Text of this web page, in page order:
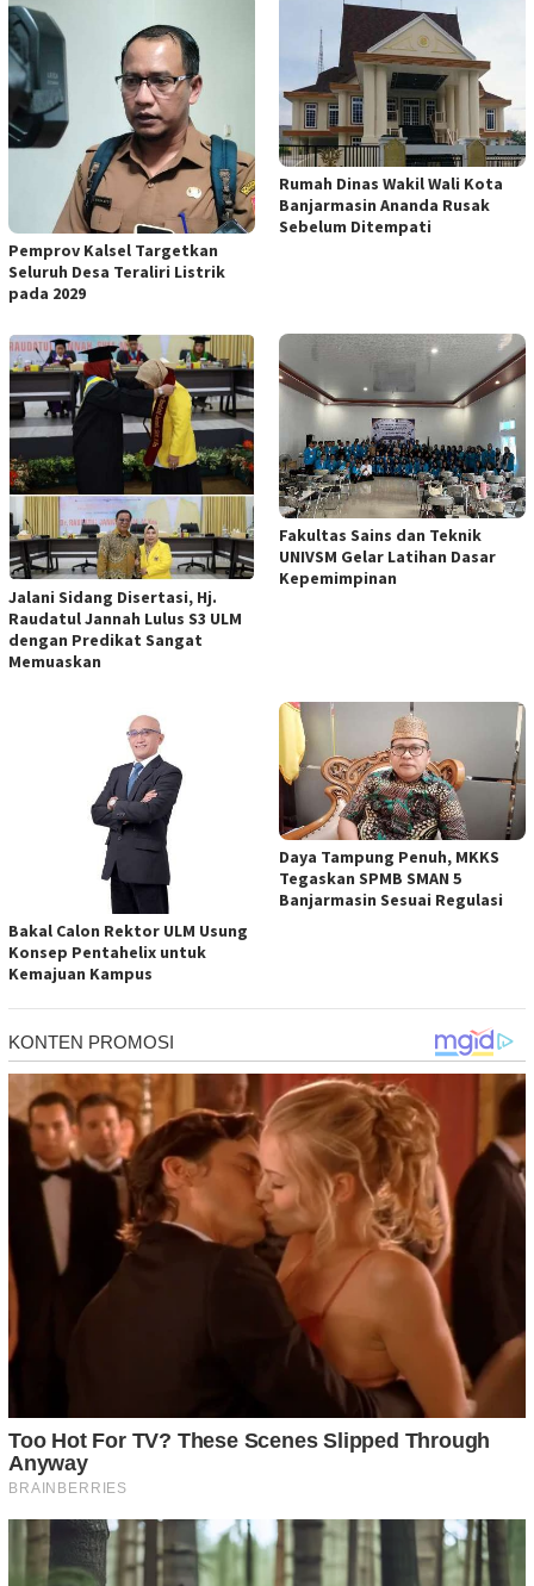
Pemprov Kalsel Targetkan
Seluruh Desa Teraliri Listrik
pada 2029
Rumah Dinas Wakil Wali Kota
Banjarmasin Ananda Rusak
Sebelum Ditempati
Jalani Sidang Disertasi, Hj.
Raudatul Jannah Lulus S3 ULM
dengan Predikat Sangat
Memuaskan
Fakultas Sains dan Teknik
UNIVSM Gelar Latihan Dasar
Kepemimpinan
Bakal Calon Rektor ULM Usung
Konsep Pentahelix untuk
Kemajuan Kampus
Daya Tampung Penuh, MKKS
Tegaskan SPMB SMAN 5
Banjarmasin Sesuai Regulasi